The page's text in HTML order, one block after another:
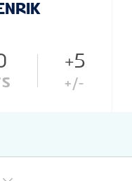
+5
+/-